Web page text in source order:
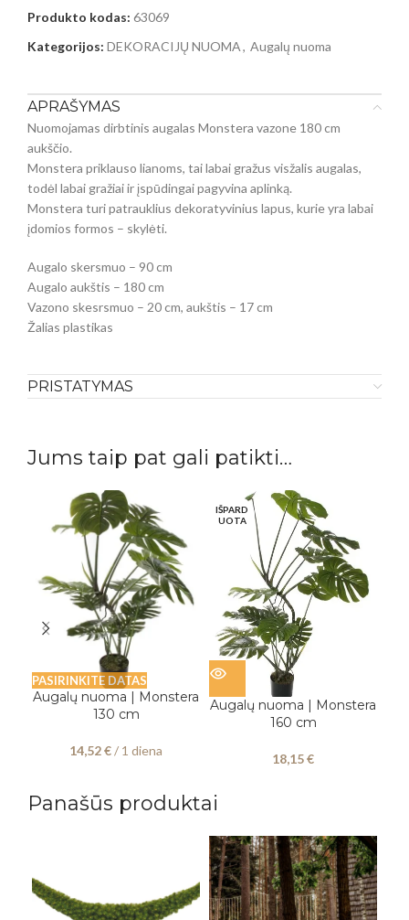
Produkto kodas: 63069
Kategorijos: DEKORACIJŲ NUOMA, Augalų nuoma
APRAŠYMAS
Nuomojamas dirbtinis augalas Monstera vazone 180 cm
aukščio.
Monstera priklauso lianoms, tai labai gražus visžalis augalas,
todėl labai gražiai ir įspūdingai pagyvina aplinką.
Monstera turi patrauklius dekoratyvinius lapus, kurie yra labai
įdomios formos – skylėti.
Augalo skersmuo – 90 cm
Augalo aukštis – 180 cm
Vazono skesrsmuo – 20 cm, aukštis – 17 cm
Žalias plastikas
PRISTATYMAS
Jums taip pat gali patikti…
PASIRINKITE DATAS
Augalų nuoma | Monstera
130 cm
14,52€/ 1 diena
IŠPARD
UOTA
Augalų nuoma | Monstera
160 cm
18,15€
Panašūs produktai